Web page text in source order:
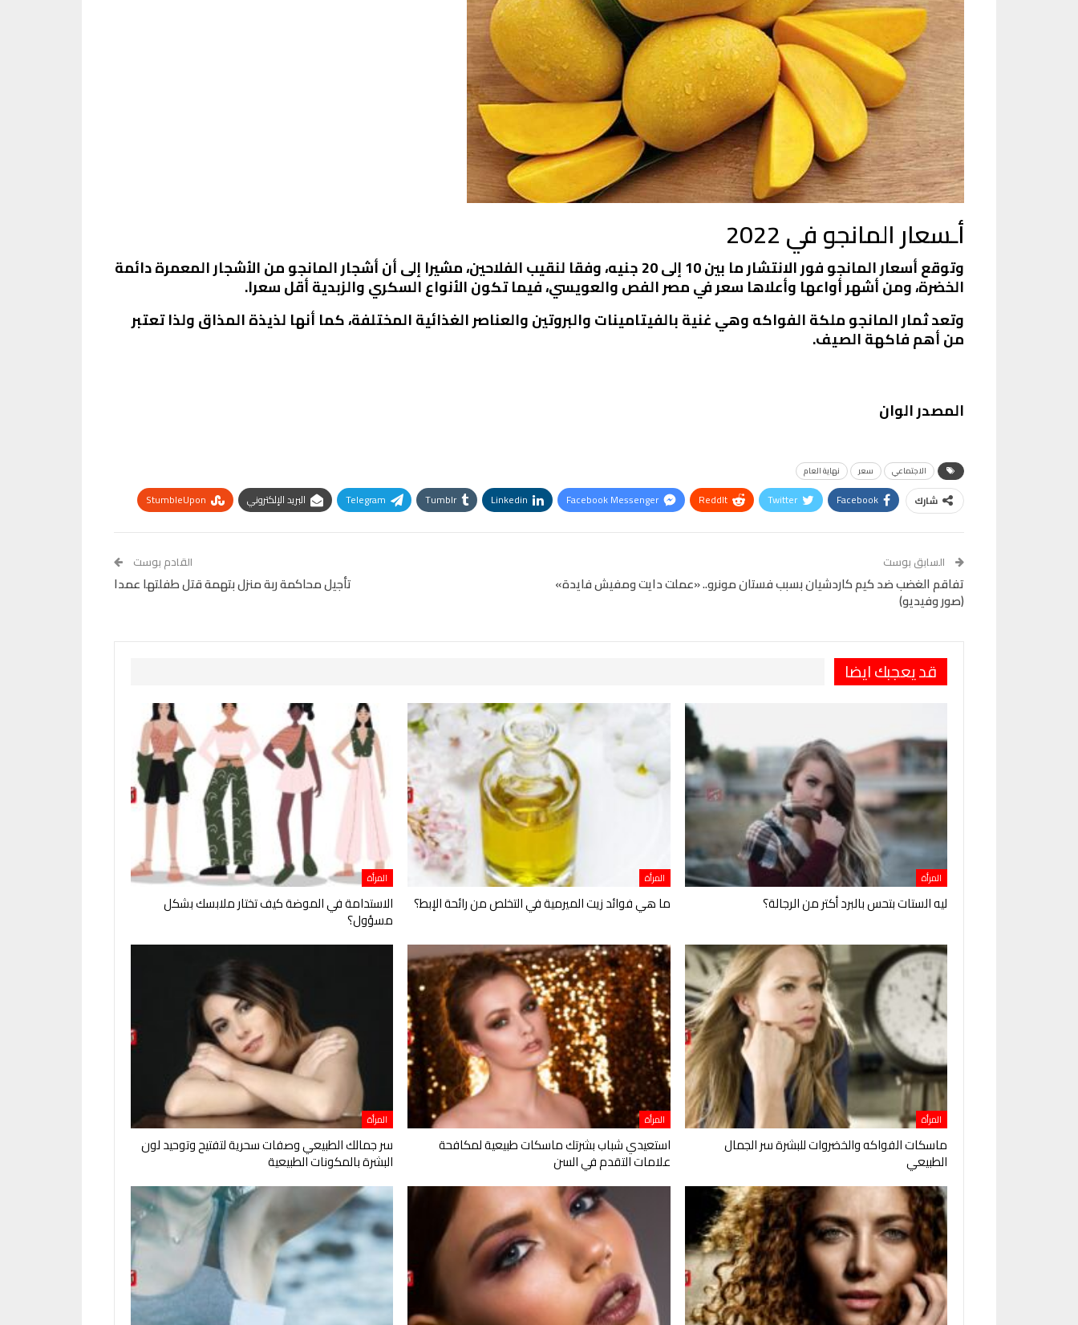
أـسعار المانجو في 2022
وتوقع أسعار المانجو فور الانتشار ما بين 10 إلى 20 جنيه، وفقا لنقيب الفلاحين، مشيرا إلى أن أشجار المانجو من الأشجار المعمرة دائمة
الخضرة، ومن أشهر أواعها وأعلاها سعر في مصر الفص والعويسي، فيما تكون الأنواع السكري والزبدية أقل سعرا.
وتعد ثمار المانجو ملكة الفواكه وهي غنية بالفيتامينات والبروتين والعناصر الغذائية المختلفة، كما أنها لذيذة المذاق ولذا تعتبر
من أهم فاكهة الصيف.
المصدر الوان
الاجتماعي سعر نهاية العام
شارك Facebook
Twitter
ReddIt
Facebook Messenger
Linkedin
Tumblr
Telegram البريد الإلكتروني
StumbleUpon
السابق بوست
تفاقم الغضب ضد كيم كاردشيان بسبب فستان مونرو.. «عملت دايت ومفيش فايدة»
(صور وفيديو)
القادم بوست
تأجيل محاكمة ربة منزل بتهمة قتل طفلتها عمدا
قد يعجبك ايضا
المرأة
ليه الستات بتحس بالبرد أكتر من الرجالة؟
المرأة
ما هي فوائد زيت الميرمية في التخلص من رائحة الإبط؟
المرأة
الاستدامة في الموضة كيف تختار ملابسك بشكل
مسؤول؟
المرأة
ماسكات الفواكه والخضروات للبشرة سر الجمال
الطبيعي
المرأة
استعيدي شباب بشرتك ماسكات طبيعية لمكافحة
علامات التقدم في السن
المرأة
سر جمالك الطبيعي وصفات سحرية لتفتيح وتوحيد لون
البشرة بالمكونات الطبيعية